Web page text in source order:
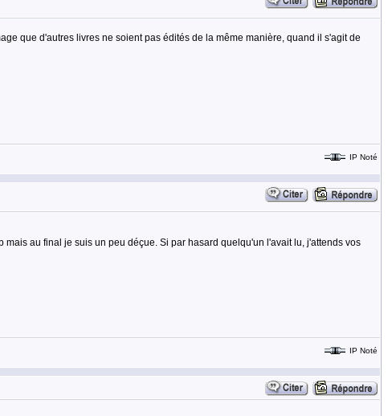
que d'autres livres ne soient pas édités de la même manière, quand il s'agit de
IP Noté
au final je suis un peu déçue. Si par hasard quelqu'un l'avait lu, j'attends vos
IP Noté